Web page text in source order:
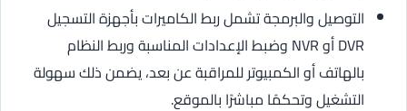
التوصيل والبرمجة تشمل ربط الكاميرات بأجهزة التسجيل
DVR أو NVR وضبط الإعدادات المناسبة وربط النظام
بالهاتف أو الكمبيوتر للمراقبة عن بعد، يضمن ذلك سهولة
التشغيل وتحكمًا مباشرًا بالموقع.